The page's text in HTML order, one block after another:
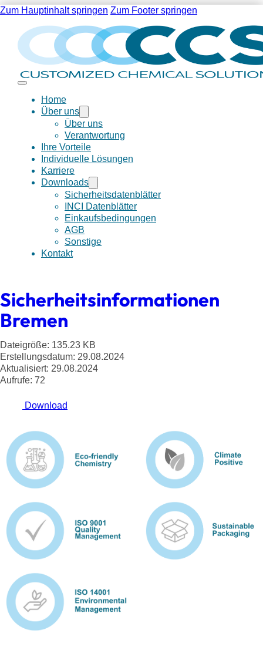
Zum Hauptinhalt springen Zum Footer springen
Home
Über uns
Über uns
Verantwortung
Ihre Vorteile
Individuelle Lösungen
Karriere
Downloads
Sicherheitsdatenblätter
INCI Datenblätter
Einkaufsbedingungen
AGB
Sonstige
Kontakt
Sicherheitsinformationen
Bremen
Dateigröße: 135.23 KB
Erstellungsdatum: 29.08.2024
Aktualisiert: 29.08.2024
Aufrufe: 72
Download